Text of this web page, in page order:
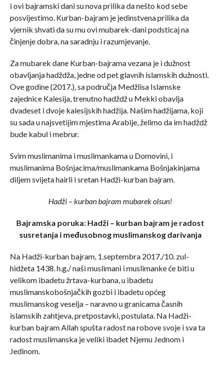
i ovi bajramski dani su nova prilika da nešto kod sebe
posvijestimo. Kurban-bajram je jedinstvena prilika da
vjernik shvati da su mu ovi mubarek-dani podsticaj na
činjenje dobra, na saradnju i razumjevanje.
Za mubarek dane Kurban-bajrama vezana je i dužnost
obavljanja hadždža, jedne od pet glavnih islamskih dužnosti.
Ove godine (2017.), sa područja Medžlisa Islamske
zajednice Kalesija, trenutno hadždž u Mekki obavlja
dvadeset i dvoje kalesijskih hadžija. Našim hadžijama, koji
su sada u najsvetijim mjestima Arabije, želimo da im hadždž
bude kabul i mebrur.
Svim muslimanima i muslimankama u Domovini, i
muslimanima Bošnjacima/muslimankama Bošnjakinjama
diljem svijeta hairli i sretan Hadži-kurban bajram.
Hadži – kurban bajram mubarek olsun!
Bajramska poruka: Hadži – kurban bajram je radost
susretanja i međusobnog muslimanskog darivanja
Na Hadži-kurban bajram, 1.septembra 2017./10. zul-
hidžeta 1438. h.g./ naši muslimani i muslimanke će biti u
velikom ibadetu žrtava-kurbana, u ibadetu
muslimanskobošnjačkih gozbi i ibadetu općeg
muslimanskog veselja – naravno u granicama časnih
islamskih zahtjeva, pretpostavki, postulata. Na Hadži-
kurban bajram Allah spušta radost na robove svoje i sva ta
radost muslimanska je veliki ibadet Njemu Jednom i
Jedinom.